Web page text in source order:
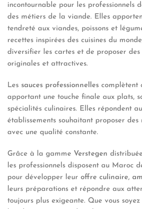
incontournable pour les professionnels
des métiers de la viande. Elles
tendreté aux viandes, poissons et
recettes inspirées des cuisines du
diversifier les cartes et de proposer
originales et attractives.
Les sauces professionnelles complètent
apportant une touche finale aux plats,
spécialités culinaires. Elles répondent
établissements souhaitant proposer des
avec une qualité constante.
Grâce à la gamme Verstegen
les professionnels disposent au Maroc
pour développer leur offre culinaire,
leurs préparations et répondre aux
toujours plus exigeante. Que vous soyez